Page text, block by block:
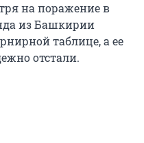
на поражение в
из Башкирии
таблице, а ее
отстали.